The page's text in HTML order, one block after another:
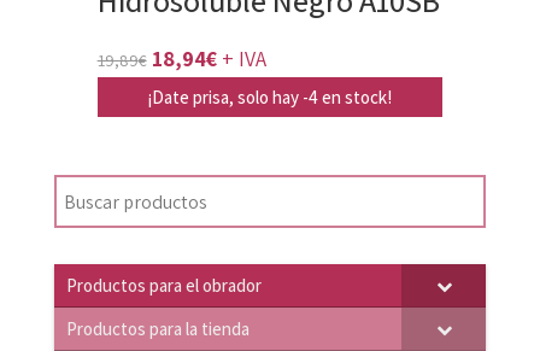
19,89€ El
precio
19,89€.
18,94€El
precio
+ IVA
¡Date prisa, solo hay -4 en stock!
Productos para el obrador
Productos para la tienda